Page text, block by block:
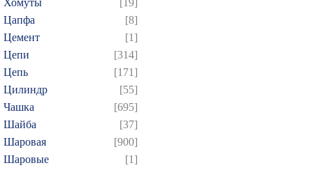
Хомуты
[19]
Цапфа
[8]
Цемент
[1]
Цепи
[314]
Цепь
[171]
Цилиндр
[55]
Чашка
[695]
Шайба
[37]
Шаровая
[900]
Шаровые
[1]